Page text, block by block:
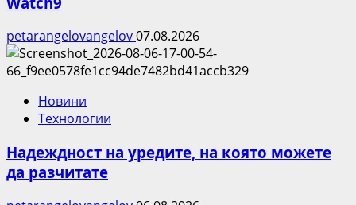
petarangelovangelov07.08.2026
Новини
Технологии
Надеждност на уредите, на която можете
да разчитате